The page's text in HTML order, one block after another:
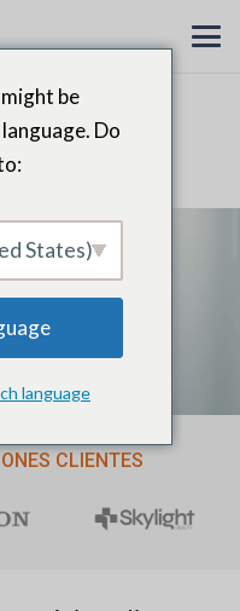
de
CLIENTES
be
Do
States)
language